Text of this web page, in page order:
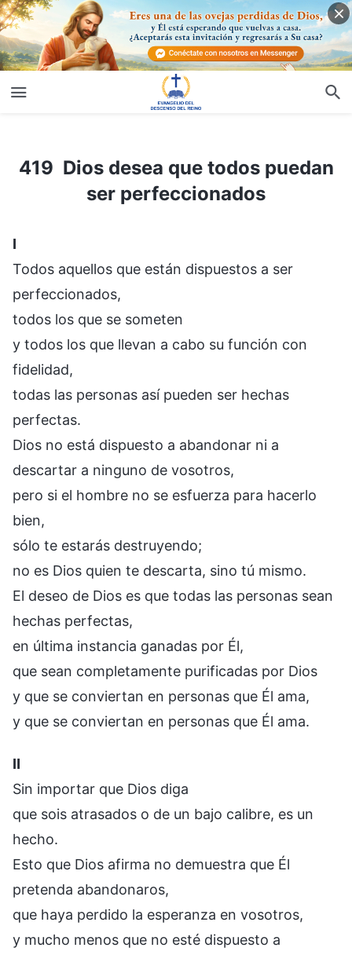
419 Dios desea que todos puedan ser perfeccionados
419 Dios desea que todos puedan
ser perfeccionados
Ⅰ
Todos aquellos que están dispuestos a ser
perfeccionados,
todos los que se someten
y todos los que llevan a cabo su función con
fidelidad,
todas las personas así pueden ser hechas
perfectas.
Dios no está dispuesto a abandonar ni a
descartar a ninguno de vosotros,
pero si el hombre no se esfuerza para hacerlo
bien,
sólo te estarás destruyendo;
no es Dios quien te descarta, sino tú mismo.
El deseo de Dios es que todas las personas sean
hechas perfectas,
en última instancia ganadas por Él,
que sean completamente purificadas por Dios
y que se conviertan en personas que Él ama,
y que se conviertan en personas que Él ama.
Ⅱ
Sin importar que Dios diga
que sois atrasados o de un bajo calibre, es un
hecho.
Esto que Dios afirma no demuestra que Él
pretenda abandonaros,
que haya perdido la esperanza en vosotros,
y mucho menos que no esté dispuesto a